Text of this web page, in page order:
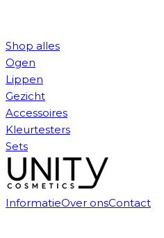
Shop alles
Ogen
Lippen
Gezicht
Accessoires
Kleurtesters
Sets
InformatieOver onsContact